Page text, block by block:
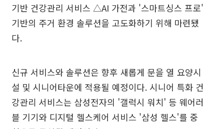
기반 건강관리 서비스 △AI 가전과 '스마트싱스 프로'
기반의 주거 환경 솔루션을 고도화하기 위해 마련됐
다.
신규 서비스와 솔루션은 향후 새롭게 문을 열 요양시
설 및 시니어타운에 적용될 예정이다. 시니어 특화 건
강관리 서비스는 삼성전자의 '갤럭시 워치' 등 웨어러
블 기기와 디지털 헬스케어 서비스 '삼성 헬스'를 중